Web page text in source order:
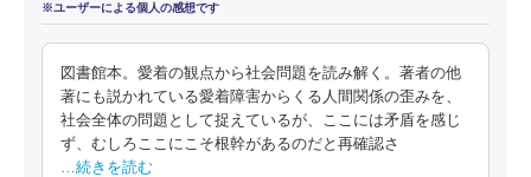
※ユーザーによる個人の感想です
図書館本。愛着の観点から社会問題を読み解く。著者の他
著にも説かれている愛着障害からくる人間関係の歪みを、
社会全体の問題として捉えているが、ここには矛盾を感じ
ず、むしろここにこそ根幹があるのだと再確認さ
…続きを読む